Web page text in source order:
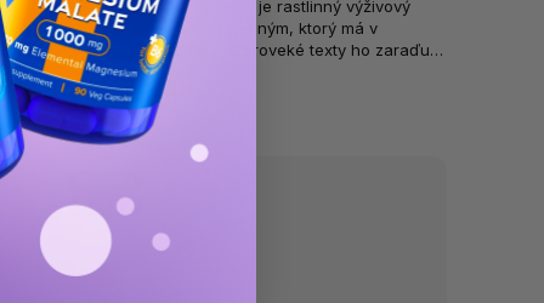
s
už
Skladom (2 ks)
€17,03
0,28 € / 1 tableta
Himalaya Organic Tribulus je rastlinný výživový
doplnok s kotvičníkom zemným, ktorý má v
ajurvéde dlhú tradíciu. Staroveké texty ho zaraďujú
medzi rasayany, teda rastliny...
🌱 Vegan